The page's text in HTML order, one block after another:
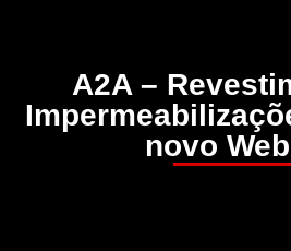
A2A –
novo